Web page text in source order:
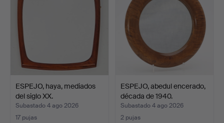
ESPEJO, haya, mediados
del siglo XX.
Subastado 4 ago 2026
17 pujas
ESPEJO, abedul encerado,
década de 1940.
Subastado 4 ago 2026
2 pujas